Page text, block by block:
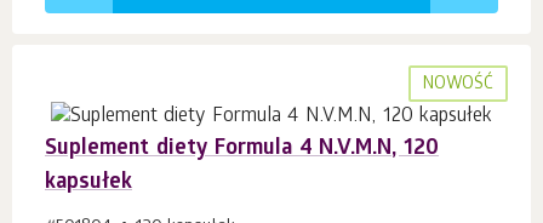
NOWOŚĆ
Suplement diety Formula 4 N.V.M.N, 120
kapsułek